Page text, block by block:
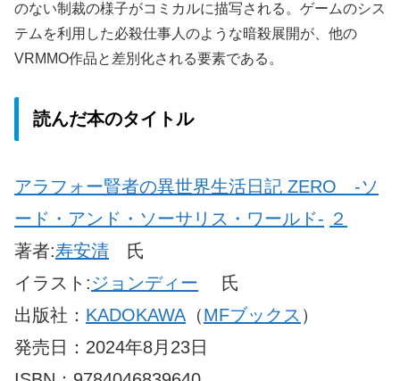
のない制裁の様子がコミカルに描写される。ゲームのシス
テムを利用した必殺仕事人のような暗殺展開が、他の
VRMMO作品と差別化される要素である。
読んだ本のタイトル
アラフォー賢者の異世界生活日記 ZERO -ソ
ード・アンド・ソーサリス・ワールド- ２
著者:寿安清 氏
イラスト:ジョンディー 氏
出版社： KADOKAWA （MFブックス ）
発売日：2024年8月23日